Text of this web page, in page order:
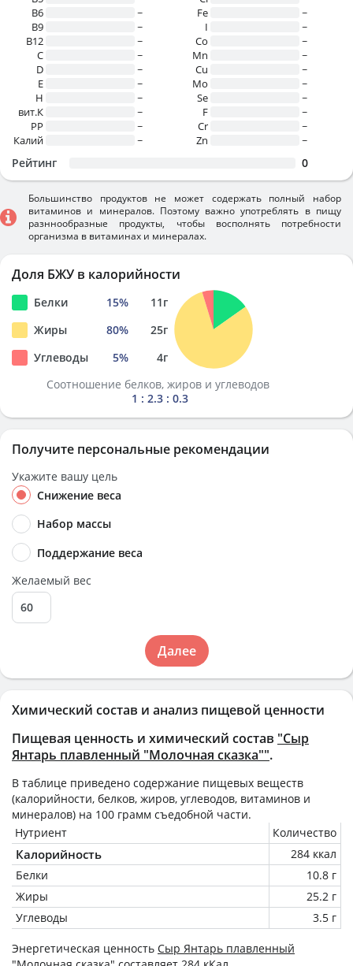
Химический состав и анализ пищевой ценности
Пищевая ценность и химический состав "Сыр
Янтарь плавленный "Молочная сказка"".
В таблице приведено содержание пищевых веществ
(калорийности, белков, жиров, углеводов, витаминов и
минералов) на 100 грамм съедобной части.
Нутриент
Количество
Калорийность
284 ккал
Белки
10.8 г
Жиры
25.2 г
Углеводы
3.5 г
Энергетическая ценность Сыр Янтарь плавленный
B6
~
B9
~
B12
~
C
~
D
~
E
~
H
~
вит.К
~
PP
~
Калий
~
Fe
~
I
~
Co
~
Mn
~
Cu
~
Mo
~
Se
~
F
~
Cr
~
Zn
~
Рейтинг 0
Большинство продуктов не может содержать полный набор
витаминов и минералов. Поэтому важно употреблять в пищу
разннообразные продукты, чтобы восполнять потребности
организма в витаминах и минералах.
Доля БЖУ в калорийности
Белки 15% 11г
Жиры
80% 25г
Углеводы
5% 4г
Соотношение белков, жиров и углеводов
1 : 2.3 : 0.3
Получите персональные рекомендации
Укажите вашу цель
Снижение веса
Набор массы
Поддержание веса
Желаемый вес
Далее